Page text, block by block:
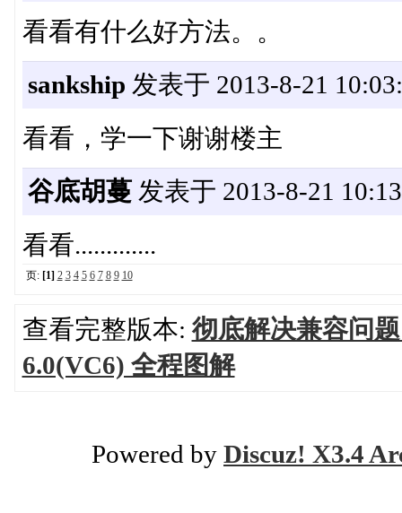
看看有什么好方法。。
sankship 发表于 2013-8-21
看看，学一下谢谢楼主
谷底胡蔓发表于 2013-8-21
看看.............
页: [1] 2 3 4 5 6 7 8 9 10
查看完整版本: 彻底解决兼容问
6.0(VC6) 全程图解
Powered by Discuz! X3.4